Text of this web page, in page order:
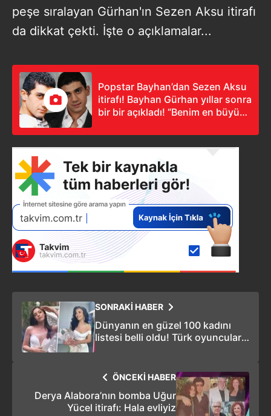
peşe sıralayan Gürhan'ın Sezen Aksu itirafı
da dikkat çekti. İşte o açıklamalar...
Popstar Bayhan’dan Sezen Aksu
itirafı! Bayhan Gürhan yıllar sonra
bir bir açıkladı! “Benim en büyük
SONRAKİ HABER
Dünyanın en güzel 100 kadını
listesi belli oldu! Türk oyuncular
Yağız ilerledi!
ÖNCEKİ HABER
Derya Alabora’nın bomba Uğur
Yücel itirafı: Hala evliyiz